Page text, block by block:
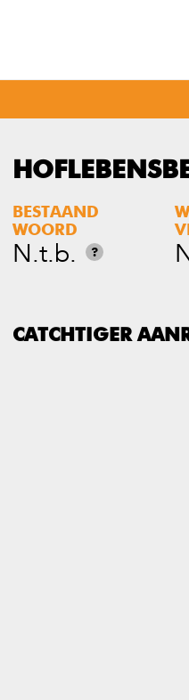
BESTAAND
WOORD
N.t.b. ?
CATCHTIGER